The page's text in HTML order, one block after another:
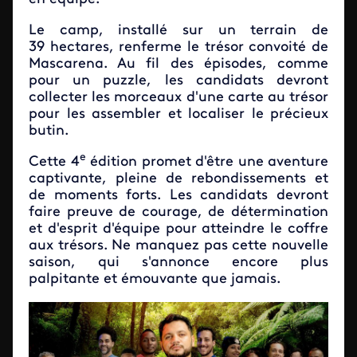
Le camp, installé sur un terrain de
39 hectares, renferme le trésor convoité de
Mascarena. Au fil des épisodes, comme
pour un puzzle, les candidats devront
collecter les morceaux d'une carte au trésor
pour les assembler et localiser le précieux
butin.
Cette 4e édition promet d'être une aventure
captivante, pleine de rebondissements et
de moments forts. Les candidats devront
faire preuve de courage, de détermination
et d'esprit d'équipe pour atteindre le coffre
aux trésors. Ne manquez pas cette nouvelle
saison, qui s'annonce encore plus
palpitante et émouvante que jamais.